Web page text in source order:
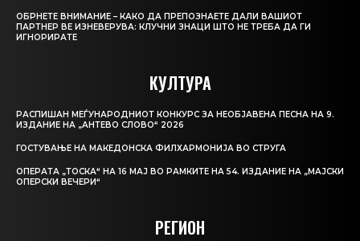
ОБРНЕТЕ ВНИМАНИЕ – КАКО ДА ПРЕПОЗНАЕТЕ ДАЛИ ВАШИОТ
ПАРТНЕР ВЕ ИЗНЕВЕРУВА: КЛУЧНИ ЗНАЦИ ШТО НЕ ТРЕБА ДА ГИ
ИГНОРИРАТЕ
КУЛТУРА
РАСПИШАН МЕЃУНАРОДНИОТ КОНКУРС ЗА НЕОБЈАВЕНА ПЕСНА НА 9.
ИЗДАНИЕ НА „АНТЕВО СЛОВО“ 2026
ГОСТУВАЊЕ НА МАКЕДОНСКА ФИЛХАРМОНИЈА ВО СТРУГА
ОПЕРАТА „ТОСКА“ НА 16 МАЈ ВО РАМКИТЕ НА 54. ИЗДАНИЕ НА „МАЈСКИ
ОПЕРСКИ ВЕЧЕРИ“
РЕГИОН